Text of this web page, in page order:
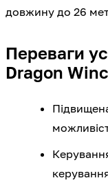
довжину до 26
Переваги
Dragon